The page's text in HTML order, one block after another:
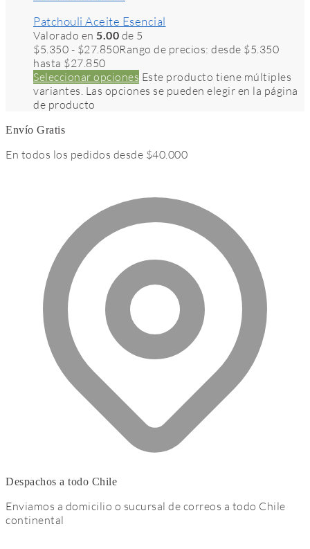
Patchouli Aceite Esencial
Valorado en 5.00 de 5
$5.350 - $27.850Rango de precios: desde $5.350
hasta $27.850
Seleccionar opciones Este producto tiene múltiples
variantes. Las opciones se pueden elegir en la página
de producto
Envío Gratis
En todos los pedidos desde $40.000
Despachos a todo Chile
Enviamos a domicilio o sucursal de correos a todo Chile
continental